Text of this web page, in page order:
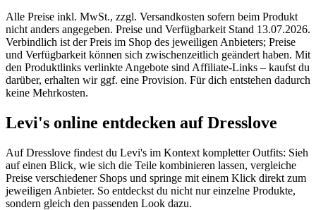
Alle Preise inkl. MwSt., zzgl. Versandkosten sofern beim Produkt
nicht anders angegeben. Preise und Verfügbarkeit Stand 13.07.2026.
Verbindlich ist der Preis im Shop des jeweiligen Anbieters; Preise
und Verfügbarkeit können sich zwischenzeitlich geändert haben. Mit
den Produktlinks verlinkte Angebote sind Affiliate-Links – kaufst du
darüber, erhalten wir ggf. eine Provision. Für dich entstehen dadurch
keine Mehrkosten.
Levi's online entdecken auf Dresslove
Auf Dresslove findest du Levi's im Kontext kompletter Outfits: Sieh
auf einen Blick, wie sich die Teile kombinieren lassen, vergleiche
Preise verschiedener Shops und springe mit einem Klick direkt zum
jeweiligen Anbieter. So entdeckst du nicht nur einzelne Produkte,
sondern gleich den passenden Look dazu.